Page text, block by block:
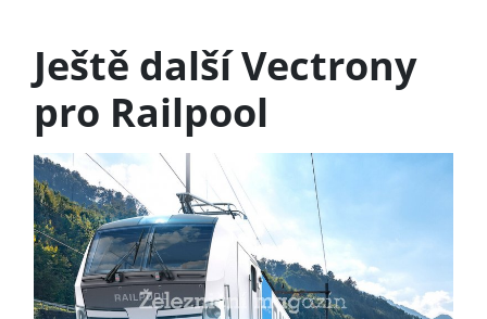
Ještě další Vectrony
pro Railpool